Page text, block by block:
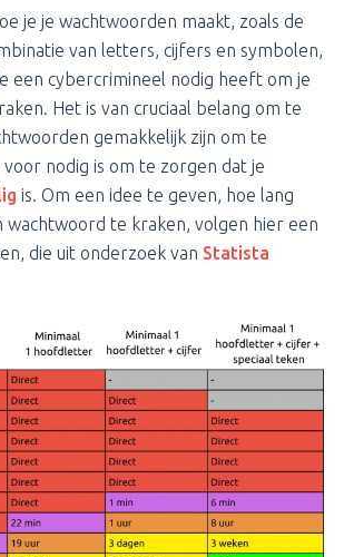
je je wachtwoorden maakt, zoals de
van letters, cijfers en symbolen,
een cybercrimineel nodig heeft om je
Het is van cruciaal belang om te
gemakkelijk zijn om te
nodig is om te zorgen dat je
is. Om een idee te geven, hoe lang
wachtwoord te kraken, volgen hier een
die uit onderzoek van Statista